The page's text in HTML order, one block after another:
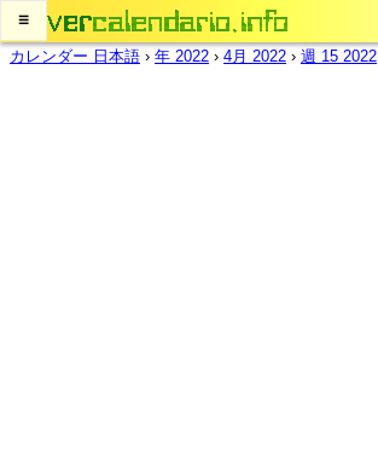
≡
カレンダー 日本語 › 年 2022 › 4月 2022 › 週 15 2022